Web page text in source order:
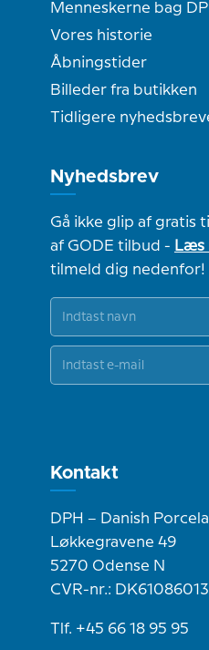
Menneskerne bag
Vores historie
Åbningstider
Billeder fra butikken
Tidligere
Nyhedsbrev
Gå ikke glip af gratis
af GODE tilbud - Læs
tilmeld dig nedenfor!
Kontakt
DPH – Danish
Løkkegravene 49
5270 Odense N
CVR-nr.: DK61086013
Tlf. +45 66 18 95 95